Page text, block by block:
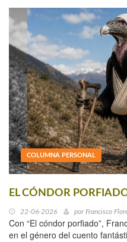
COLUMNA PERSONAL
EL CÓNDOR
22-06-2026 por Francisco
Con “El cóndor porfiado”,
en el género del cuento